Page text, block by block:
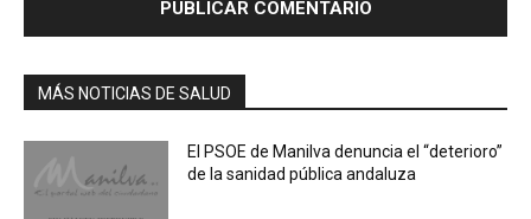
MÁS NOTICIAS DE SALUD
El PSOE de Manilva denuncia el “deterioro”
de la sanidad pública andaluza